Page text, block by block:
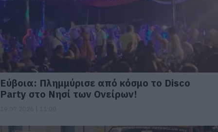
Εύβοια: Πλημμύρισε από κόσμο το Disco
Party στο Νησί των Ονείρων!